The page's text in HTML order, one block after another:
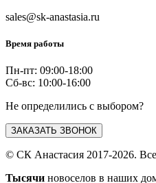
sales@sk-anastasia.ru
Время работы
Пн-пт: 09:00-18:00
Сб-вс: 10:00-16:00
Не определились с выбором?
ЗАКАЗАТЬ ЗВОНОК
© СК Анастасия 2017-2026.
Тысячи новоселов в наших